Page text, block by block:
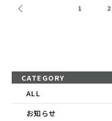
1
2
CATEGORY
ALL
お知らせ